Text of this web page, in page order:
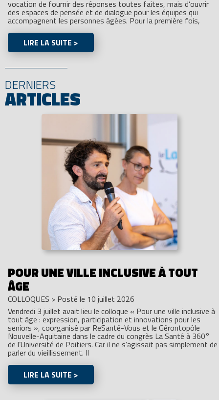
vocation de fournir des réponses toutes faites, mais d’ouvrir
des espaces de pensée et de dialogue pour les équipes qui
accompagnent les personnes âgées. Pour la première fois,
LIRE LA SUITE >
DERNIERS
ARTICLES
POUR UNE VILLE INCLUSIVE À TOUT
ÂGE
COLLOQUES > Posté le 10 juillet 2026
Vendredi 3 juillet avait lieu le colloque « Pour une ville inclusive à
tout âge : expression, participation et innovations pour les
seniors », coorganisé par ReSanté-Vous et le Gérontopôle
Nouvelle-Aquitaine dans le cadre du congrès La Santé à 360°
de l’Université de Poitiers. Car il ne s’agissait pas simplement de
parler du vieillissement. Il
LIRE LA SUITE >